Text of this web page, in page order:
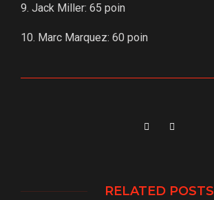
9. Jack Miller: 65 poin
10. Marc Marquez: 60 poin
RELATED POSTS